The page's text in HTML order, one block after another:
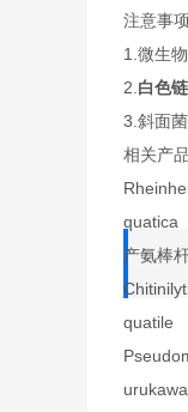
注意事项
1.微生
2. 白色
3.斜面
相关产品
quatica
产氨棒
quatile